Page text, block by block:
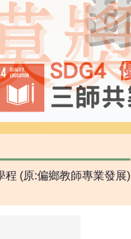
程 (原:偏鄉教師專業發展)